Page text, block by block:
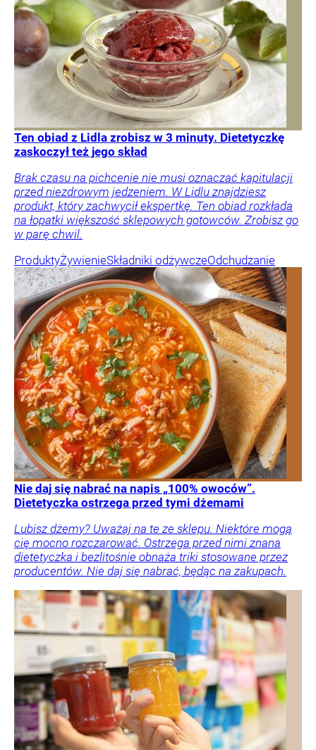
Ten obiad z Lidla zrobisz w 3 minuty. Dietetyczkę
zaskoczył też jego skład
Brak czasu na pichcenie nie musi oznaczać kapitulacji
przed niezdrowym jedzeniem. W Lidlu znajdziesz
produkt, który zachwycił ekspertkę. Ten obiad rozkłada
na łopatki większość sklepowych gotowców. Zrobisz go
w parę chwil.
ProduktyŻywienieSkładniki odżywczeOdchudzanie
Nie daj się nabrać na napis „100% owoców”.
Dietetyczka ostrzega przed tymi dżemami
Lubisz dżemy? Uważaj na te ze sklepu. Niektóre mogą
cię mocno rozczarować. Ostrzega przed nimi znana
dietetyczka i bezlitośnie obnaża triki stosowane przez
producentów. Nie daj się nabrać, będąc na zakupach.